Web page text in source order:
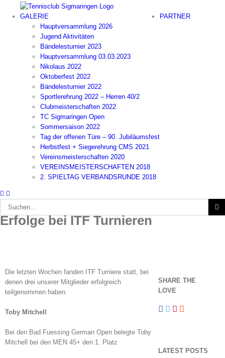
GALERIE
Hauptversammlung 2026
Jugend Aktivitäten
Bändelesturnier 2023
Hauptversammlung 03.03.2023
Nikolaus 2022
Oktoberfest 2022
Bändelesturnier 2022
Sportlerehrung 2022 – Herren 40/2
Clubmeisterschaften 2022
TC Sigmaringen Open
Sommersaison 2022
Tag der offenen Türe – 90. Jubiläumsfest
Herbstfest + Siegerehrung CMS 2021
Vereinsmeisterschaften 2020
VEREINSMEISTERSCHAFTEN 2018
2. SPIELTAG VERBANDSRUNDE 2018
PARTNER
Suche
nach:
Erfolge bei ITF Turnieren
Die letzten Wochen fanden ITF Turniere statt, bei
denen drei unserer Mitglieder erfolgreich
teilgenommen haben.
Toby Mitchell
Bei den Bad Fuessing German Open belegte Toby
Mitchell bei den MEN 45+ den 1. Platz
SHARE THE
LOVE
LATEST POSTS